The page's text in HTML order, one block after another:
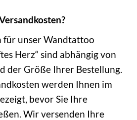
für unser Wandtattoo
Herz“ sind abhängig von
der Größe Ihrer Bestellung.
werden Ihnen im
bevor Sie Ihre
Wir versenden Ihre